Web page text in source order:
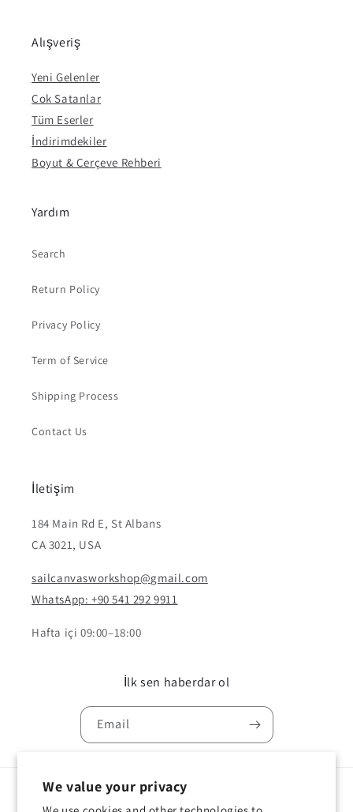
We value your privacy
Alışveriş
Yeni Gelenler
Çok Satanlar
Tüm Eserler
İndirimdekiler
Boyut & Çerçeve Rehberi
Yardım
Search
Return Policy
Privacy Policy
Term of Service
Shipping Process
Contact Us
İletişim
184 Main Rd E, St Albans
CA 3021, USA
sailcanvasworkshop@gmail.com
WhatsApp: +90 541 292 9911
Hafta içi 09:00–18:00
İlk sen haberdar ol
Email
Country/region